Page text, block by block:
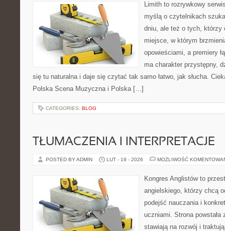
Limith to rozrywkowy
myślą o czytelnikach
dniu, ale też o tych, którzy
miejsce, w którym
opowieściami, a premiery
ma charakter przystępny,
się tu naturalna i daje się czytać tak samo łatwo, jak słucha.
Polska Scena Muzyczna i Polska […]
CATEGORIES: BLOG
TŁUMACZENIA I INTERPRETACJE
POSTED BY ADMIN LUT - 19 - 2026 MOŻLIWOŚĆ
Kongres Anglistów to
angielskiego, którzy chcą
podejść nauczania i
uczniami. Strona
stawiają na rozwój i